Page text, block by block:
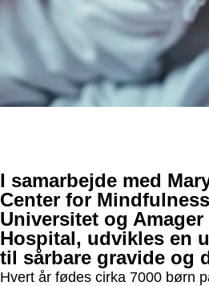
I samarbejde med
Center for
Universitet og
Hospital, udvikles en
til sårbare gravide og
Hvert år fødes cirka 7000 børn